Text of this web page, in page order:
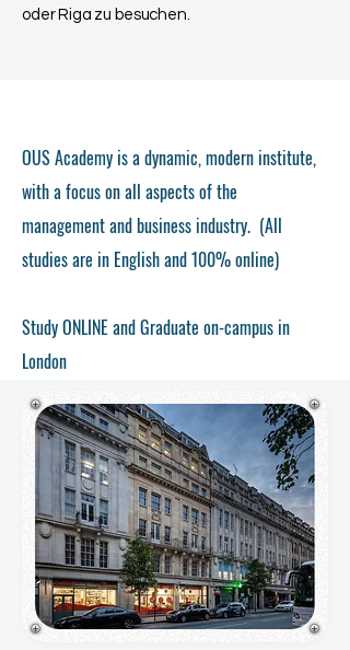
oder Riga zu besuchen.
OUS Academy is a dynamic, modern institute,
with a focus on all aspects of the
management and business industry. (All
studies are in English and 100% online)
Study ONLINE and Graduate on-campus in
London